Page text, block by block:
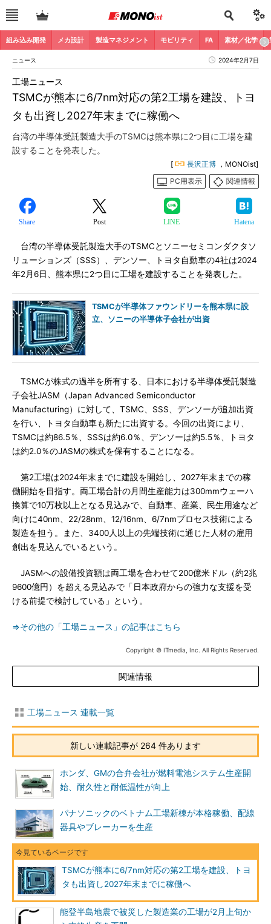
組み込み開発 メカ設計 製造マネジメント モビリティ FA 素材／化学
ニュース 2024年2月7日
TSMCが熊本に6/7nm対応の第2工場を建設、トヨ
タも出資し2027年末までに稼働へ
工場ニュース
台湾の半導体受託製造大手のTSMCは熊本県に2つ目に工場を建
設することを発表した。
[ 長沢正博 ，MONOist]
PC用表示
関連情報
Share Post LINE Hatena
台湾の半導体受託製造大手のTSMCとソニーセミコンダクタソ
リューションズ（SSS）、デンソー、トヨタ自動車の4社は2024
年2月6日、熊本県に2つ目に工場を建設することを発表した。
TSMCが半導体ファウンドリーを熊本県に設
立、ソニーの半導体子会社が出資
TSMCが株式の過半を所有する、日本における半導体受託製造
子会社JASM（Japan Advanced Semiconductor
Manufacturing）に対して、TSMC、SSS、デンソーが追加出資
を行い、トヨタ自動車も新たに出資する。今回の出資により、
TSMCは約86.5％、SSSは約6.0％、デンソーは約5.5％、トヨタ
は約2.0％のJASMの株式を保有することになる。
第2工場は2024年末までに建設を開始し、2027年末までの稼
働開始を目指す。両工場合計の月間生産能力は300mmウェーハ
換算で10万枚以上となる見込みで、自動車、産業、民生用途など
向けに40nm、22/28nm、12/16nm、6/7nmプロセス技術による
製造を担う。また、3400人以上の先端技術に通じた人材の雇用
創出を見込んでいるという。
JASMへの設備投資額は両工場を合わせて200億米ドル（約2兆
9600億円）を超える見込みで「日本政府からの強力な支援を受
ける前提で検討している」という。
⇒その他の「工場ニュース」の記事はこちら
Copyright © ITmedia, Inc. All Rights Reserved.
関連情報
工場ニュース 連載一覧
新しい連載記事が 264 件あります
ホンダ、GMの合弁会社が燃料電池システム生産開
始、耐久性と耐低温性が向上
パナソニックのベトナム工場新棟が本格稼働、配線
器具やブレーカーを生産
TSMCが熊本に6/7nm対応の第2工場を建設、トヨ
タも出資し2027年末までに稼働へ
能登半島地震で被災した製造業の工場が2月上旬か